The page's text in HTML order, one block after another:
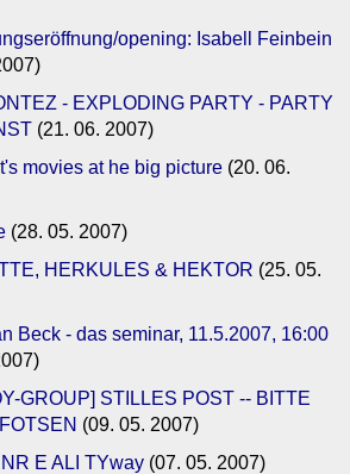
opening: Isabell Feinbein
- EXPLODING PARTY - PARTY
(21. 06. 2007)
movies at he big picture (20. 06.
(28. 05. 2007)
HERKULES & HEKTOR (25. 05.
Beck - das seminar, 11.5.2007, 16:00
GROUP] STILLES POST -- BITTE
(09. 05. 2007)
E ALI TYway (07. 05. 2007)